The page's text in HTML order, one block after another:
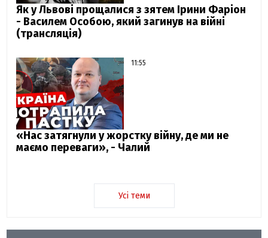
Як у Львові прощалися з зятем Ірини Фаріон
- Василем Особою, який загинув на війні
(трансляція)
11:55
«Нас затягнули у жорстку війну, де ми не
маємо переваги», - Чалий
Усі теми